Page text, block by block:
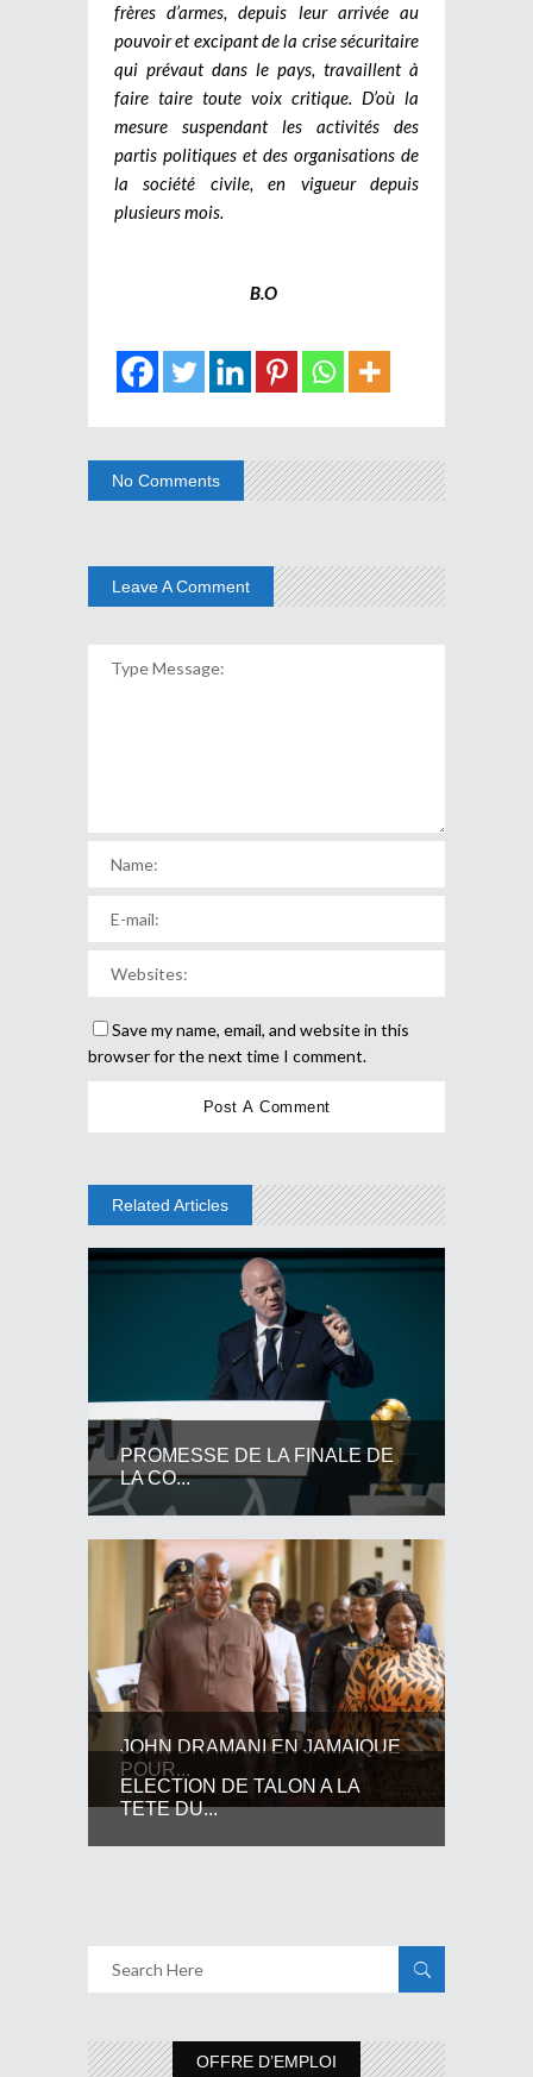
frères d’armes, depuis leur arrivée au
pouvoir et excipant de la crise sécuritaire
qui prévaut dans le pays, travaillent à
faire taire toute voix critique. D’où la
mesure suspendant les activités des
partis politiques et des organisations de
la société civile, en vigueur depuis
plusieurs mois.
B.O
No Comments
Leave A Comment
Save my name, email, and website in this
browser for the next time I comment.
Related Articles
PROMESSE DE LA FINALE DE
LA CO...
JOHN DRAMANI EN JAMAIQUE
POUR...
ELECTION DE TALON A LA
TETE DU...
OFFRE D’EMPLOI